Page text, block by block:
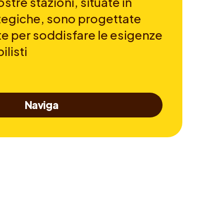
sono progettate
per soddisfare le esigenze
Naviga